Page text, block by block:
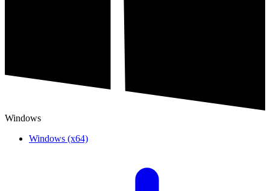
Windows
Windows (x64)